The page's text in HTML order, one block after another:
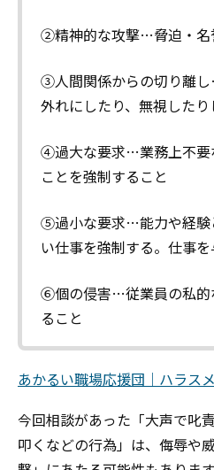
②精神的な攻撃…脅迫・名
③人間関係からの切り離
外れにしたり、無視した
④過大な要求…業務上不要
ことを強制すること
⑤過小な要求…能力や経験
い仕事を強制する。仕事
⑥個の侵害…従業員の私的
ること
あかるい職場応援団｜ハラス
今回相談があった「大声で叱
叩くなどの行為」は、侮辱や